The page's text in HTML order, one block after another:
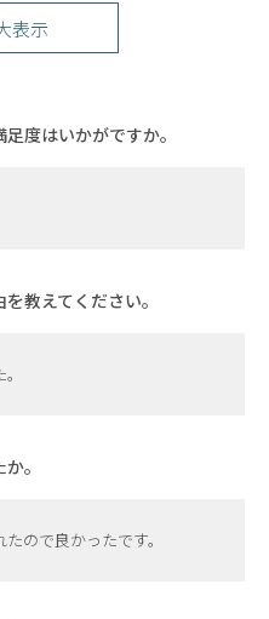
表示
度はいかがですか。
教えてください。
。
ので良かったです。